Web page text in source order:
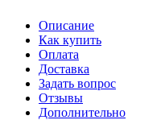
Описание
Как купить
Оплата
Доставка
Задать вопрос
Отзывы
Дополнительно